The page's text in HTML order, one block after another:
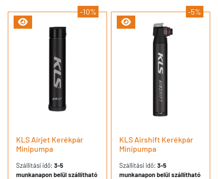
-10%
KLS Airjet Kerékpár
Minipumpa
Szállítási idő: 3-5
munkanapon belül szállítható
-5%
KLS Airshift Kerékpár
Minipumpa
Szállítási idő: 3-5
munkanapon belül szállítható